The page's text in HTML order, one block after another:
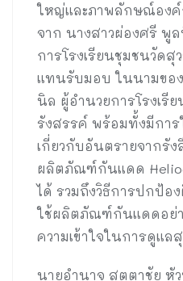
ใหญ่และภาพลักษณ์องค์
จาก นางสาวผ่องศรี พู
การโรงเรียนชุมชนวัด
แทนรับมอบ ในนามขอ
นิล ผู้อำนวยการโรงเรี
รังสรรค์ พร้อมทั้งมีกา
เกี่ยวกับอันตรายจากรั
ผลิตภัณฑ์กันแดด
ได้ รวมถึงวิธีการปกป้อ
ใช้ผลิตภัณฑ์กันแดดอย่า
ความเข้าใจในการดูแล
นายอำนาจ สุตตาชัย หั